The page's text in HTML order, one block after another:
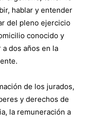
hablar y entender
del pleno ejercicio
conocido y
dos años en la
de los jurados,
y derechos de
la remuneración a